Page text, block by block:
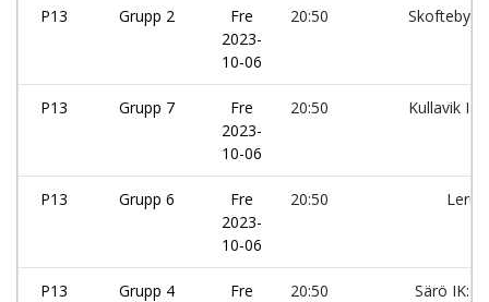
P13 Grupp 2
Fre
2023-
10-06
20:50
P13 Grupp 7
Fre
2023-
10-06
20:50 Kullavik
P13 Grupp 6
Fre
2023-
10-06
20:50
P13 Grupp 4
Fre
20:50 Särö